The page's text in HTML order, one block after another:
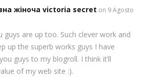
жіноча victoria secret on 9 Agosto
guys are up too. Such clever work and
up the superb works guys I have
guys to my blogroll. I think it’ll
of my web site :).